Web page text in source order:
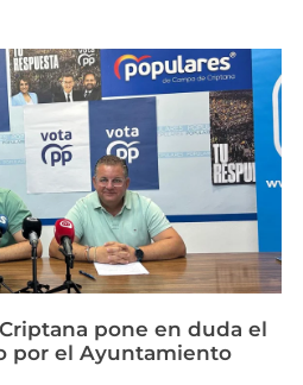
pone en duda el
por el Ayuntamiento